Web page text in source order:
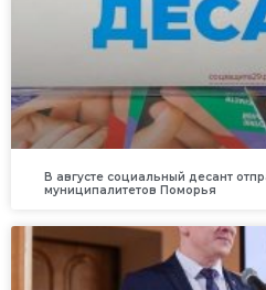
В августе социальный десант
муниципалитетов Поморья